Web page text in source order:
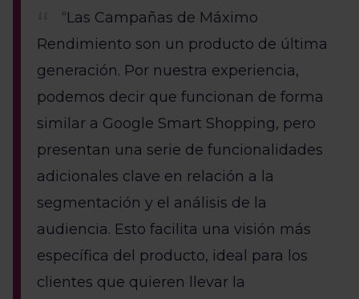
“Las Campañas de Máximo
Rendimiento son un producto de última
generación. Por nuestra experiencia,
podemos decir que funcionan de forma
similar a Google Smart Shopping, pero
presentan una serie de funcionalidades
adicionales clave en relación a la
segmentación y el análisis de la
audiencia. Esto facilita una visión más
específica del producto, ideal para los
clientes que quieren llevar la